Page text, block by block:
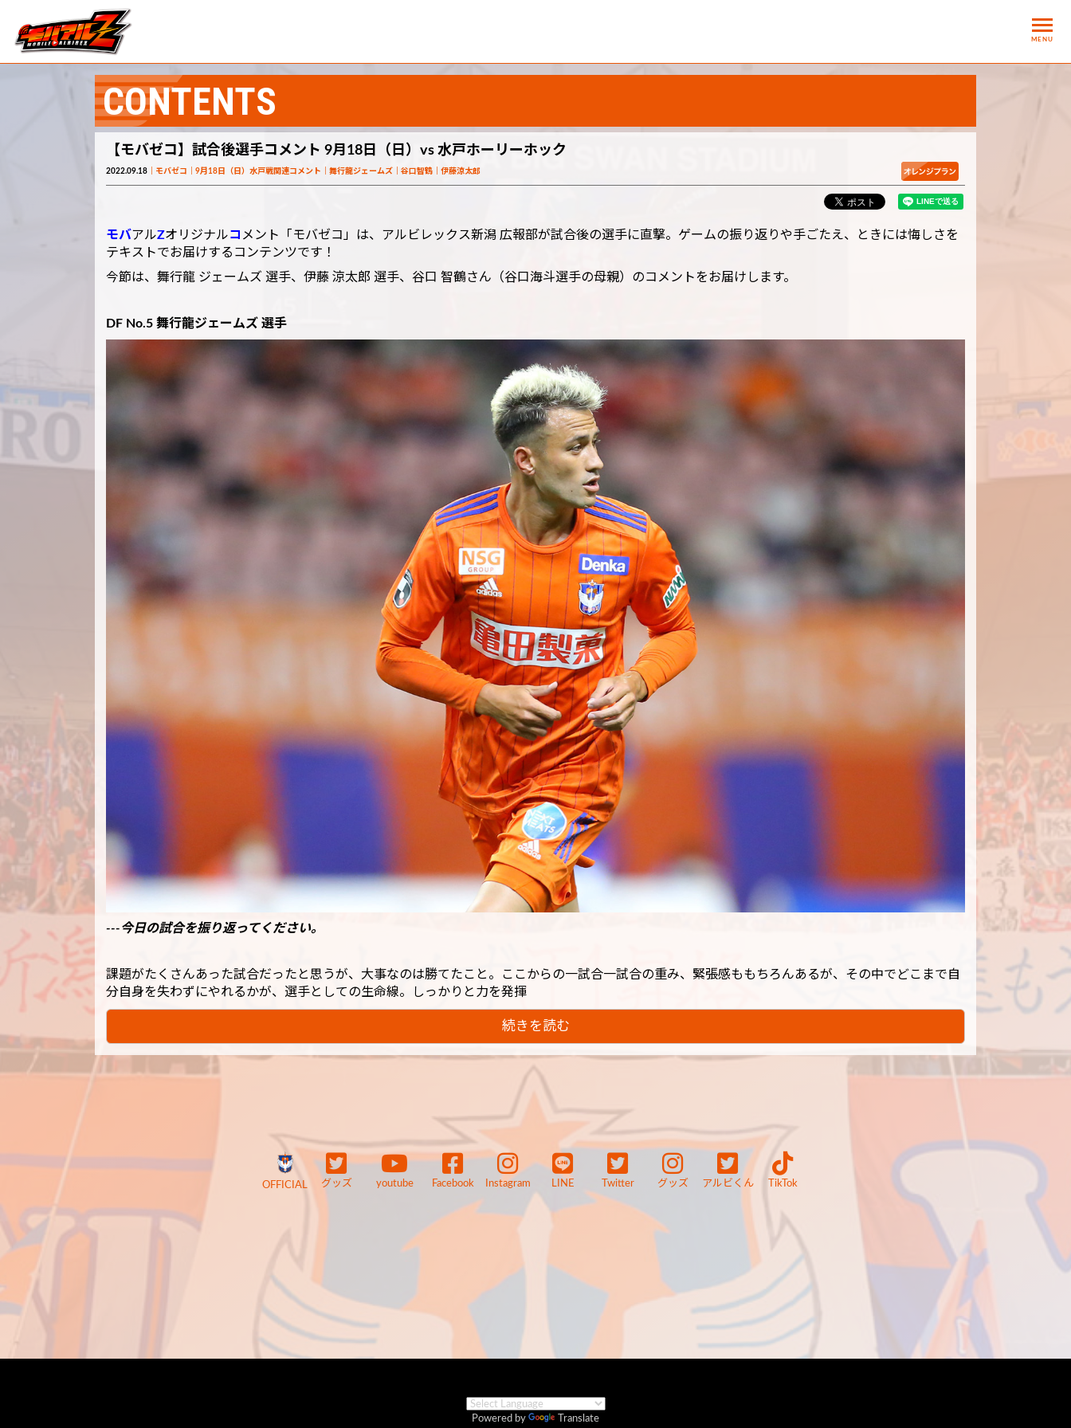
MENU
CONTENTS
【モバゼコ】試合後選手コメント 9月18日（日）vs 水戸ホーリーホック
2022.09.18 モバゼコ 9月18日（日）水戸戦関連コメント 舞行龍ジェームズ 谷口智鶴 伊藤涼太郎
モバアルZオリジナルコ メント「モバゼコ」は、アルビレックス新潟 広報部が試合後の選手に直撃。ゲームの振り返りや手ごたえ、ときには悔しさを
テキストでお届けするコンテンツです！
今節は、舞行龍 ジェームズ 選手、伊藤 涼太郎 選手、谷口 智鶴さん（谷口海斗選手の母親）のコメントをお届けします。
DF No.5 舞行龍ジェームズ 選手
---今日の試合を振り返ってください。
課題がたくさんあった試合だったと思うが、大事なのは勝てたこと。ここからの一試合一試合の重み、緊張感ももちろんあるが、その中でどこまで自
分自身を失わずにやれるかが、選手としての生命線。しっかりと力を発揮
続きを読む
OFFICIAL グッズ youtube Facebook Instagram LINE Twitter グッズ アルビくん TikTok
Powered by Translate